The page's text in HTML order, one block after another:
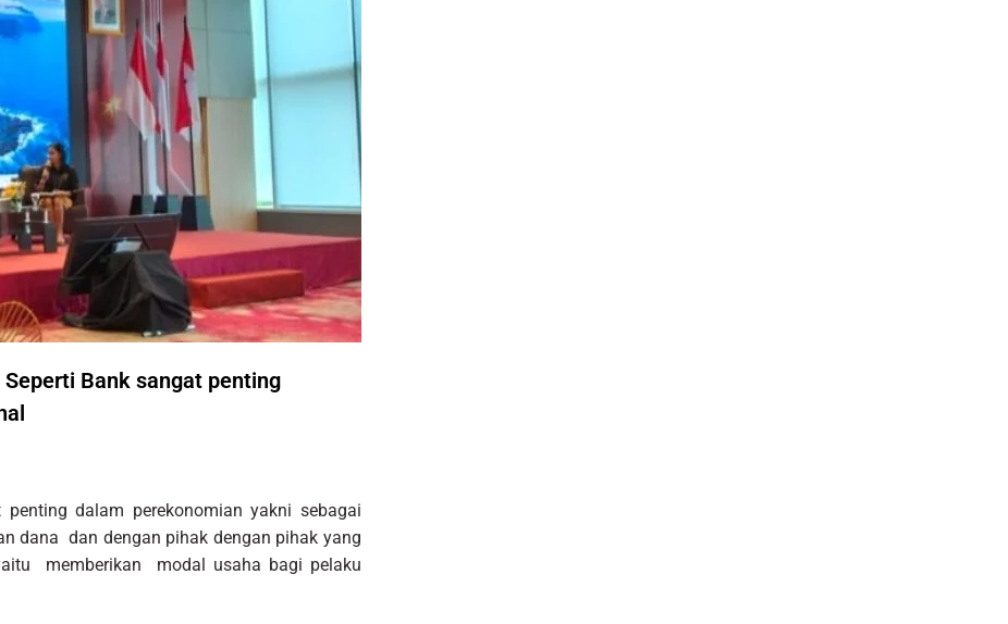
Bank sangat penting
dalam perekonomian yakni sebagai
dana dan dengan pihak dengan pihak yang
memberikan modal usaha bagi pelaku